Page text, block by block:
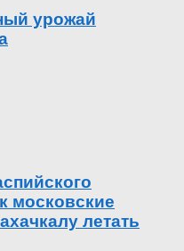
урожай
московские
летать